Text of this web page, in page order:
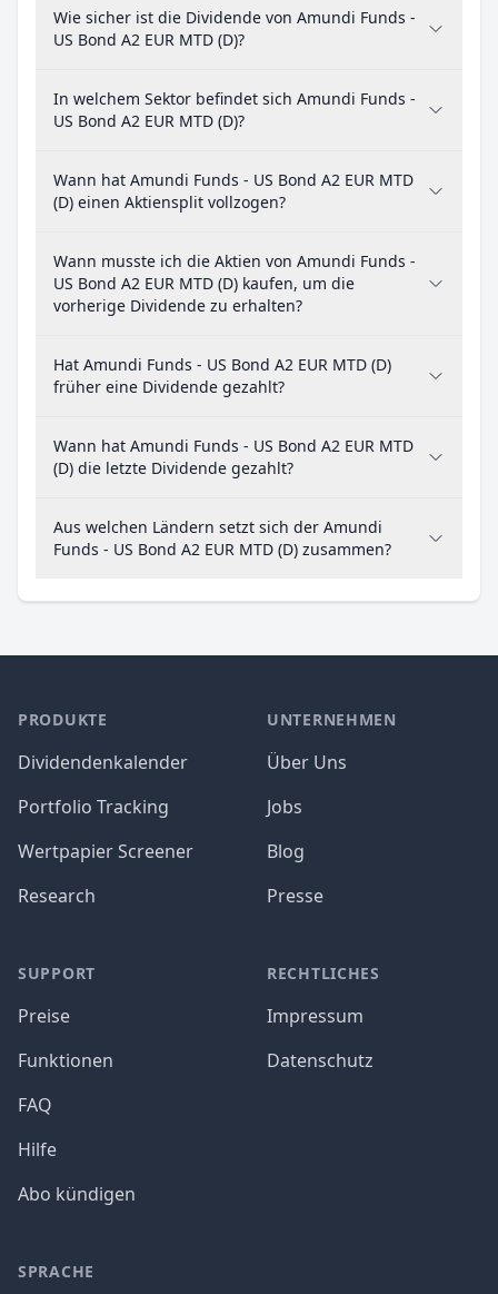
Wie sicher ist die Dividende von Amundi Funds -
US Bond A2 EUR MTD (D)?
In welchem Sektor befindet sich Amundi Funds -
US Bond A2 EUR MTD (D)?
Wann hat Amundi Funds - US Bond A2 EUR MTD
(D) einen Aktiensplit vollzogen?
Wann musste ich die Aktien von Amundi Funds -
US Bond A2 EUR MTD (D) kaufen, um die
vorherige Dividende zu erhalten?
Hat Amundi Funds - US Bond A2 EUR MTD (D)
früher eine Dividende gezahlt?
Wann hat Amundi Funds - US Bond A2 EUR MTD
(D) die letzte Dividende gezahlt?
Aus welchen Ländern setzt sich der Amundi
Funds - US Bond A2 EUR MTD (D) zusammen?
PRODUKTE
Dividendenkalender
Portfolio Tracking
Wertpapier Screener
Research
SUPPORT
Preise
Funktionen
FAQ
Hilfe
Abo kündigen
UNTERNEHMEN
Über Uns
Jobs
Blog
Presse
RECHTLICHES
Impressum
Datenschutz
SPRACHE